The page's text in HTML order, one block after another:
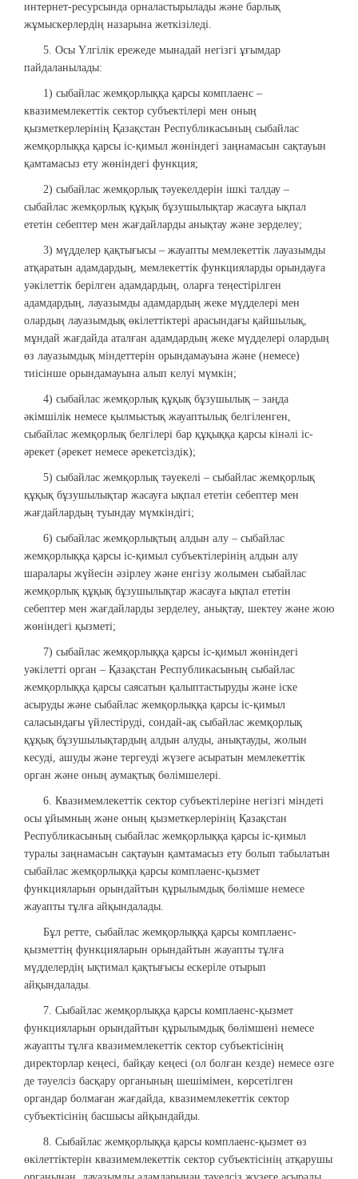
интернет-ресурсында орналастырылады және барлық
жұмыскерлердің назарына жеткізіледі.
5. Осы Үлгілік ережеде мынадай негізгі ұғымдар
пайдаланылады:
1) сыбайлас жемқорлыққа қарсы комплаенс –
квазимемлекеттік сектор субъектілері мен оның
қызметкерлерінің Қазақстан Республикасының сыбайлас
жемқорлыққа қарсы іс-қимыл жөніндегі заңнамасын сақтауын
қамтамасыз ету жөніндегі функция;
2) сыбайлас жемқорлық тәуекелдерін ішкі талдау –
сыбайлас жемқорлық құқық бұзушылықтар жасауға ықпал
ететін себептер мен жағдайларды анықтау және зерделеу;
3) мүдделер қақтығысы – жауапты мемлекеттік лауазымды
атқаратын адамдардың, мемлекеттік функцияларды орындауға
уәкілеттік берілген адамдардың, оларға теңестірілген
адамдардың, лауазымды адамдардың жеке мүдделері мен
олардың лауазымдық өкілеттіктері арасындағы қайшылық,
мұндай жағдайда аталған адамдардың жеке мүдделері олардың
өз лауазымдық міндеттерін орындамауына және (немесе)
тиісінше орындамауына алып келуі мүмкін;
4) сыбайлас жемқорлық құқық бұзушылық – заңда
әкімшілік немесе қылмыстық жауаптылық белгіленген,
сыбайлас жемқорлық белгілері бар құқыққа қарсы кінәлі іс-
әрекет (әрекет немесе әрекетсіздік);
5) сыбайлас жемқорлық тәуекелі – сыбайлас жемқорлық
құқық бұзушылықтар жасауға ықпал ететін себептер мен
жағдайлардың туындау мүмкіндігі;
6) сыбайлас жемқорлықтың алдын алу – сыбайлас
жемқорлыққа қарсы іс-қимыл субъектілерінің алдын алу
шаралары жүйесін әзірлеу және енгізу жолымен сыбайлас
жемқорлық құқық бұзушылықтар жасауға ықпал ететін
себептер мен жағдайларды зерделеу, анықтау, шектеу және жою
жөніндегі қызметі;
7) сыбайлас жемқорлыққа қарсы іс-қимыл жөніндегі
уәкілетті орган – Қазақстан Республикасының сыбайлас
жемқорлыққа қарсы саясатын қалыптастыруды және іске
асыруды және сыбайлас жемқорлыққа қарсы іс-қимыл
саласындағы үйлестіруді, сондай-ақ сыбайлас жемқорлық
құқық бұзушылықтардың алдын алуды, анықтауды, жолын
кесуді, ашуды және тергеуді жүзеге асыратын мемлекеттік
орган және оның аумақтық бөлімшелері.
6. Квазимемлекеттік сектор субъектілеріне негізгі міндеті
осы ұйымның және оның қызметкерлерінің Қазақстан
Республикасының сыбайлас жемқорлыққа қарсы іс-қимыл
туралы заңнамасын сақтауын қамтамасыз ету болып табылатын
сыбайлас жемқорлыққа қарсы комплаенс-қызмет
функцияларын орындайтын құрылымдық бөлімше немесе
жауапты тұлға айқындалады.
Бұл ретте, сыбайлас жемқорлыққа қарсы комплаенс-
қызметтің функцияларын орындайтын жауапты тұлға
мүдделердің ықтимал қақтығысы ескеріле отырып
айқындалады.
7. Сыбайлас жемқорлыққа қарсы комплаенс-қызмет
функцияларын орындайтын құрылымдық бөлімшені немесе
жауапты тұлға квазимемлекеттік сектор субъектісінің
директорлар кеңесі, байқау кеңесі (ол болған кезде) немесе өзге
де тәуелсіз басқару органының шешімімен, көрсетілген
органдар болмаған жағдайда, квазимемлекеттік сектор
субъектісінің басшысы айқындайды.
8. Сыбайлас жемқорлыққа қарсы комплаенс-қызмет өз
өкілеттіктерін квазимемлекеттік сектор субъектісінің атқарушы